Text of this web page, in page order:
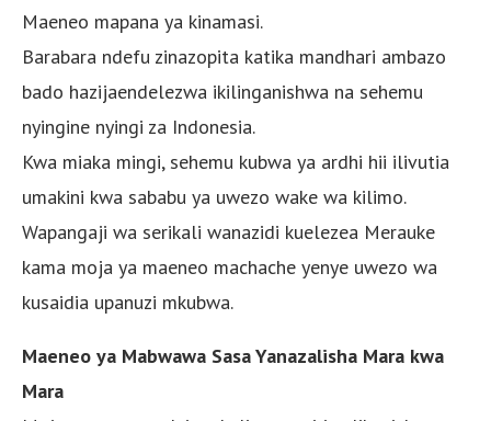
Maeneo mapana ya kinamasi.
Barabara ndefu zinazopita katika mandhari ambazo
bado hazijaendelezwa ikilinganishwa na sehemu
nyingine nyingi za Indonesia.
Kwa miaka mingi, sehemu kubwa ya ardhi hii ilivutia
umakini kwa sababu ya uwezo wake wa kilimo.
Wapangaji wa serikali wanazidi kuelezea Merauke
kama moja ya maeneo machache yenye uwezo wa
kusaidia upanuzi mkubwa.
Maeneo ya Mabwawa Sasa Yanazalisha Mara kwa
Mara